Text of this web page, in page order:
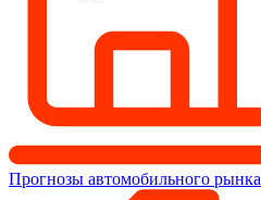
Прогнозы автомобильного рынка